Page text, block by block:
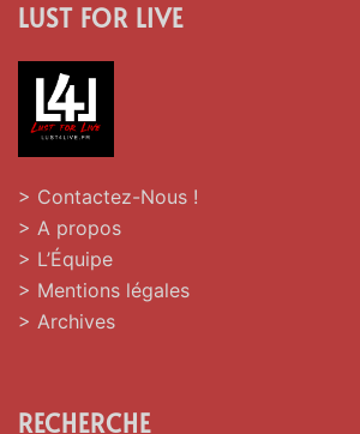
LUST FOR LIVE
> Contactez-Nous !
> A propos
> L’Équipe
> Mentions légales
> Archives
RECHERCHE